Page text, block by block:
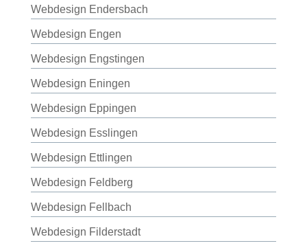
Webdesign Endersbach
Webdesign Engen
Webdesign Engstingen
Webdesign Eningen
Webdesign Eppingen
Webdesign Esslingen
Webdesign Ettlingen
Webdesign Feldberg
Webdesign Fellbach
Webdesign Filderstadt